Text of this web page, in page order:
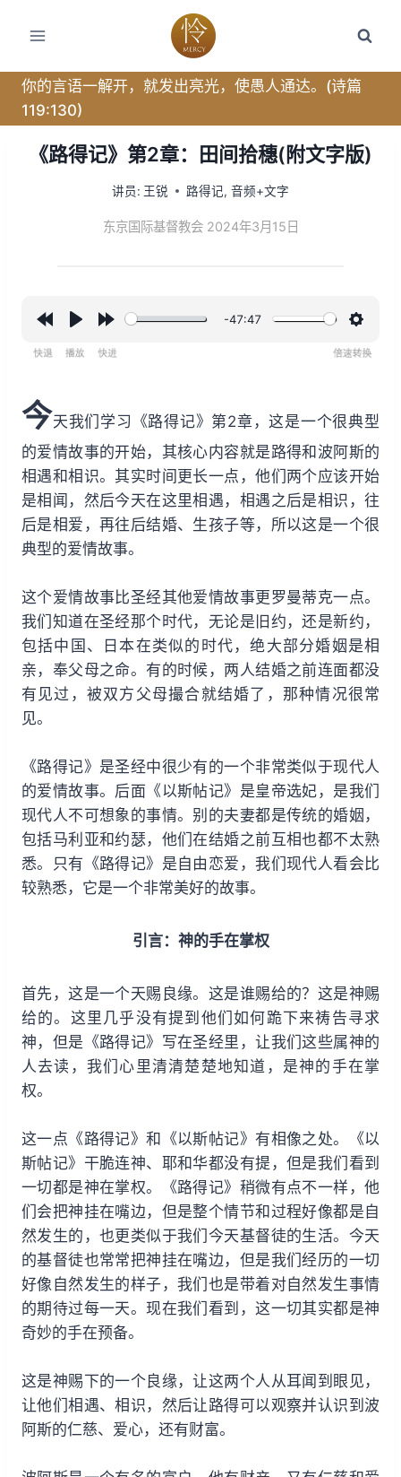
你的言语一解开，就发出亮光，使愚人通达。(诗篇
119:130)
《路得记》第2章：田间拾穗(附文字版)
讲员: 王锐 路得记,音频+文字
东京国际基督教会 2024年3月15日
i
n
d
1
5
s
y
w
a
r
d
1
5
-47:47
今天我们学习《路得记》第2章，这是一个很典型
的爱情故事的开始，其核心内容就是路得和波阿斯的
相遇和相识。其实时间更长一点，他们两个应该开始
是相闻，然后今天在这里相遇，相遇之后是相识，往
后是相爱，再往后结婚、生孩子等，所以这是一个很
典型的爱情故事。
这个爱情故事比圣经其他爱情故事更罗曼蒂克一点。
我们知道在圣经那个时代，无论是旧约，还是新约，
包括中国、日本在类似的时代，绝大部分婚姻是相
亲，奉父母之命。有的时候，两人结婚之前连面都没
有见过，被双方父母撮合就结婚了，那种情况很常
见。
《路得记》是圣经中很少有的一个非常类似于现代人
的爱情故事。后面《以斯帖记》是皇帝选妃，是我们
现代人不可想象的事情。别的夫妻都是传统的婚姻，
包括马利亚和约瑟，他们在结婚之前互相也都不太熟
悉。只有《路得记》是自由恋爱，我们现代人看会比
较熟悉，它是一个非常美好的故事。
引言：神的手在掌权
首先，这是一个天赐良缘。这是谁赐给的？这是神赐
给的。这里几乎没有提到他们如何跪下来祷告寻求
神，但是《路得记》写在圣经里，让我们这些属神的
人去读，我们心里清清楚楚地知道，是神的手在掌
权。
这一点《路得记》和《以斯帖记》有相像之处。《以
斯帖记》干脆连神、耶和华都没有提，但是我们看到
一切都是神在掌权。《路得记》稍微有点不一样，他
们会把神挂在嘴边，但是整个情节和过程好像都是自
然发生的，也更类似于我们今天基督徒的生活。今天
的基督徒也常常把神挂在嘴边，但是我们经历的一切
好像自然发生的样子，我们也是带着对自然发生事情
的期待过每一天。现在我们看到，这一切其实都是神
奇妙的手在预备。
这是神赐下的一个良缘，让这两个人从耳闻到眼见，
让他们相遇、相识，然后让路得可以观察并认识到波
阿斯的仁慈、爱心，还有财富。